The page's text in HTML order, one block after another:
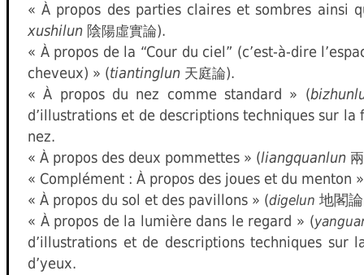
« À propos des parties claires et sombres ainsi
xushilun 陰陽虛實論).
« À propos de la “Cour du ciel” (c’est-à-dire
cheveux) » (tiantinglun 天庭論).
« À propos du nez comme standard » (
d’illustrations et de descriptions techniques sur
nez.
« À propos des deux pommettes » (liangquanlun
« Complément : À propos des joues et du menton
« À propos du sol et des pavillons » (digelun 地閣
« À propos de la lumière dans le regard » (
d’illustrations et de descriptions techniques sur
d’yeux.